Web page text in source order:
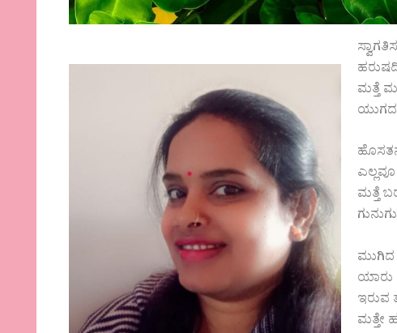
ಮತ್ತೆ
ಮತ್ತೆ
ಮುಗಿದ
ಯಾರು
ಇರುವ
ಮತ್ತೇ